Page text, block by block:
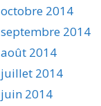
octobre 2014
septembre 2014
août 2014
juillet 2014
juin 2014